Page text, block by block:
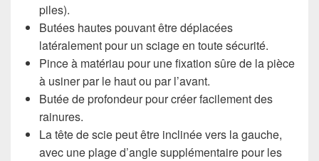
piles).
Butées hautes pouvant être déplacées
latéralement pour un sciage en toute sécurité.
Pince à matériau pour une fixation sûre de la pièce
à usiner par le haut ou par l’avant.
Butée de profondeur pour créer facilement des
rainures.
La tête de scie peut être inclinée vers la gauche,
avec une plage d’angle supplémentaire pour les